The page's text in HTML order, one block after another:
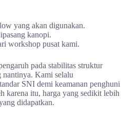
yang akan digunakan.
kanopi.
workshop pusat kami.
pada stabilitas struktur
nantinya. Kami selalu
SNI demi keamanan penghuni
karena itu, harga yang sedikit lebih
didapatkan.